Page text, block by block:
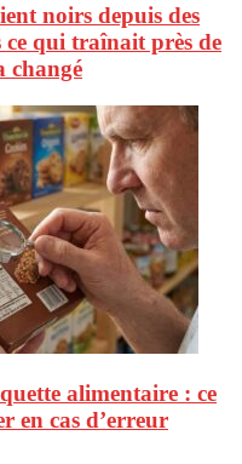
noirs depuis des
qui traînait près de
changé
alimentaire : ce
en cas d’erreur